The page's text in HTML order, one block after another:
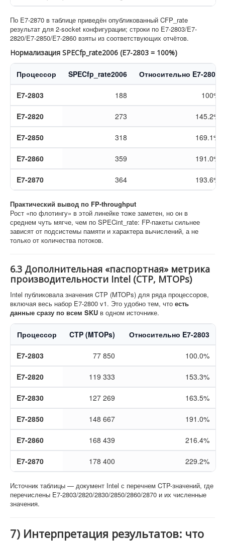
По E7-2870 в таблице приведён опубликованный CFP_rate
результат для 2-socket конфигурации; строки по E7-2803/E7-
2820/E7-2850/E7-2860 взяты из соответствующих отчётов.
Нормализация SPECfp_rate2006 (E7-2803 = 100%)
Процессор SPECfp_rate2006 Относительно E7-2803
E7-2803 188 100%
E7-2820 273 145.2%
E7-2850 318 169.1%
E7-2860 359 191.0%
E7-2870 364 193.6%
Практический вывод по FP-throughput
Рост «по флотингу» в этой линейке тоже заметен, но он в
среднем чуть мягче, чем по SPECint_rate: FP-пакеты сильнее
зависят от подсистемы памяти и характера вычислений, а не
только от количества потоков.
6.3 Дополнительная «паспортная» метрика
производительности Intel (CTP, MTOPs)
Intel публиковала значения CTP (MTOPs) для ряда процессоров,
включая весь набор E7-2800 v1. Это удобно тем, что есть
данные сразу по всем SKU в одном источнике.
Процессор CTP (MTOPs) Относительно E7-2803
E7-2803 77 850 100.0%
E7-2820 119 333 153.3%
E7-2830 127 269 163.5%
E7-2850 148 667 191.0%
E7-2860 168 439 216.4%
E7-2870 178 400 229.2%
Источник таблицы — документ Intel с перечнем CTP-значений, где
перечислены E7-2803/2820/2830/2850/2860/2870 и их численные
значения.
7) Интерпретация результатов: что